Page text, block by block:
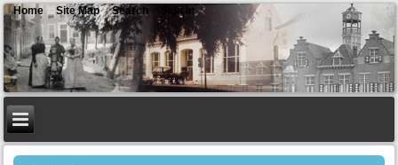
Home Site Map Search Sign In